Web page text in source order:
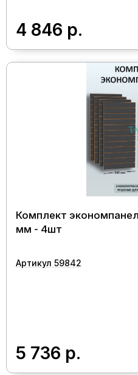
4 846 р.
Комплект
мм - 4шт
Артикул 59842
5 736 р.